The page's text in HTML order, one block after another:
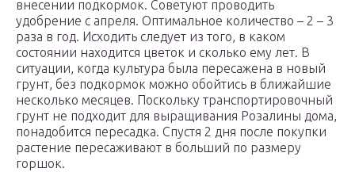
внесении подкормок. Советуют проводить
удобрение с апреля. Оптимальное количество – 2 – 3
раза в год. Исходить следует из того, в каком
состоянии находится цветок и сколько ему лет. В
ситуации, когда культура была пересажена в новый
грунт, без подкормок можно обойтись в ближайшие
несколько месяцев. Поскольку транспортировочный
грунт не подходит для выращивания Розалины дома,
понадобится пересадка. Спустя 2 дня после покупки
растение пересаживают в больший по размеру
горшок.